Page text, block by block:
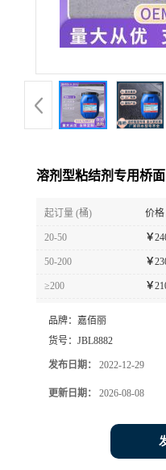
溶剂型粘结剂专用桥
起订量 (桶) 价格
20-50 ￥
50-200 ￥
≥200 ￥
品牌： 嘉佰丽
货号： JBL8882
发布日期： 2022-12-29
更新日期： 2026-08-08